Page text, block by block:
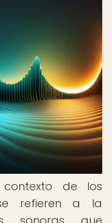
de los
se refieren a la